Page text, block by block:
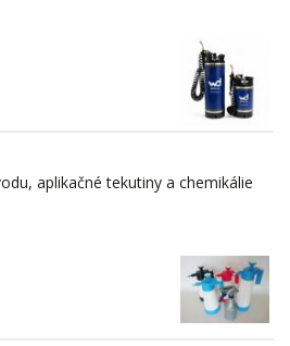
aplikačné tekutiny a chemikálie